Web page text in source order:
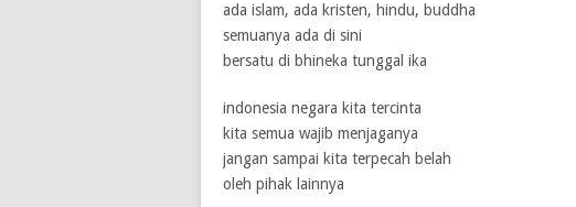
ada islam, ada kristen, hindu, buddha
semuanya ada di sini
bersatu di bhineka tunggal ika
indonesia negara kita tercinta
kita semua wajib menjaganya
jangan sampai kita terpecah belah
oleh pihak lainnya